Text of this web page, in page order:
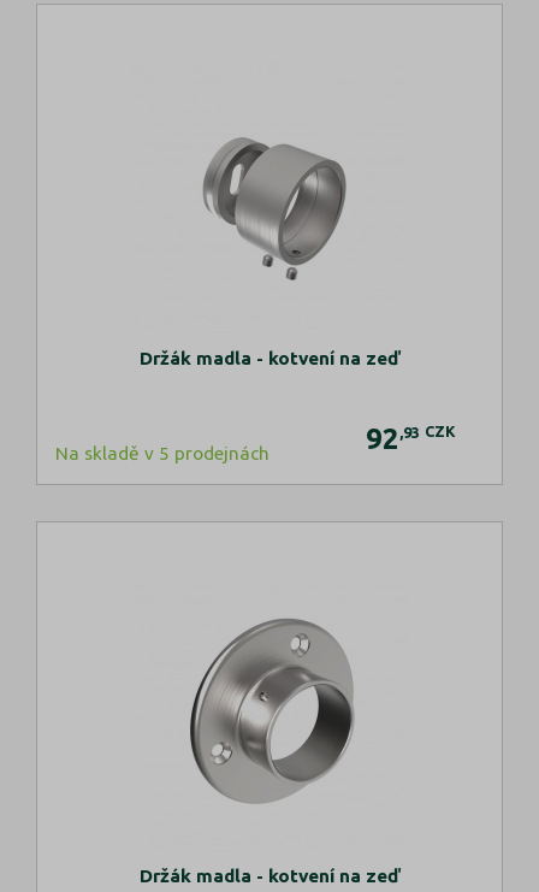
Držák madla - kotvení na zeď
Na skladě v 5 prodejnách 92 ,93 CZK
Držák madla - kotvení na zeď